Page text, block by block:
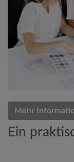
Mehr
Ein